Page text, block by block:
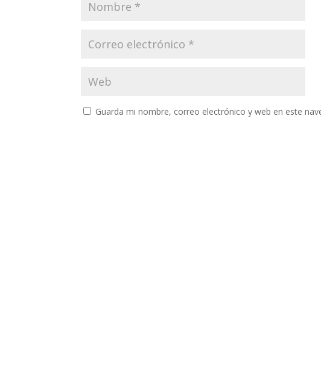
Guarda mi nombre, correo electrónico y web en este